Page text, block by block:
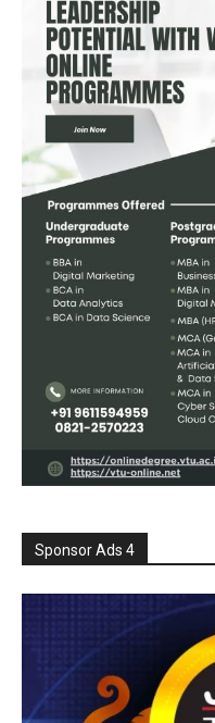
Sponsor Ads 4